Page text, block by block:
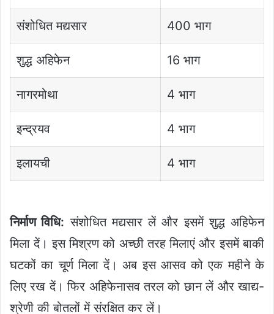
संशोधित मद्यसार 400 भाग
शुद्ध अहिफेन 16 भाग
नागरमोथा 4 भाग
इन्द्रयव 4 भाग
इलायची 4 भाग
निर्माण विधि: संशोधित मद्यसार लें और इसमें शुद्ध अहिफेन
मिला दें। इस मिश्रण को अच्छी तरह मिलाएं और इसमें बाकी
घटकों का चूर्ण मिला दें। अब इस आसव को एक महीने के
लिए रख दें। फिर अहिफेनासव तरल को छान लें और खाद्य-
श्रेणी की बोतलों में संरक्षित कर लें।